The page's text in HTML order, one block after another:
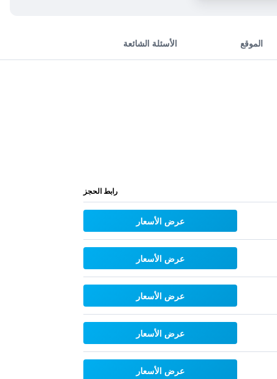
الموقع الأسئلة الشائعة
رابط الحجز
عرض الأسعار
عرض الأسعار
عرض الأسعار
عرض الأسعار
عرض الأسعار